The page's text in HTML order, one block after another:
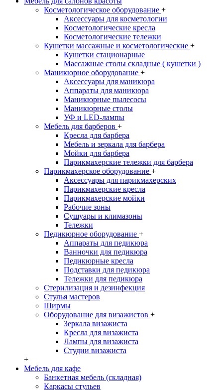
Косметологическое оборудование +
Аксессуары для косметологии
Косметологические кресла
Косметологические тележки
Кушетки массажные и косметологические +
Кушетки стационарные
Массажные столы складные ( кушетки )
Маникюрное оборудование +
Аксессуары для маникюра
Аппараты для маникюра
Маникюрные пылесосы
Маникюрные столы
УФ и LED-лампы
Мебель для барберов +
Кресла для барбера
Мебель и зеркала для барбера
Мойки для барбера
Парикмахерские тележки для барбера
Парикмахерское оборудование +
Аксессуары для парикмахерских
Парикмахерские кресла
Парикмахерские мойки
Рабочие зоны
Сушуары и климазоны
Тележки
Педикюрное оборудование +
Аппараты для педикюра
Ванночки для педикюра
Педикюрные кресла
Подставки для педикюра
Тележки для педикюра
Стерилизация и дезинфекция
Стулья мастеров
Ширмы
Оборудование для визажистов +
Зеркала визажиста
Кресла для визажиста
Лампы для визажиста
Студии визажиста
+
Мебель для кафе
Банкетная мебель (складная)
Каркасы стульев